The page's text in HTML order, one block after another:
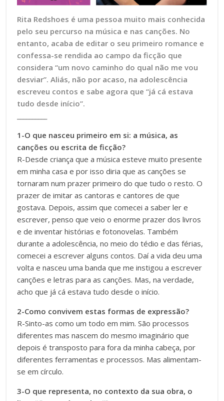
Rita Redshoes é uma pessoa muito mais conhecida
pelo seu percurso na música e nas canções. No
entanto, acaba de editar o seu primeiro romance e
confessa-se rendida ao campo da ficção que
considera “um novo caminho do qual não me vou
desviar”. Aliás, não por acaso, na adolescência
escreveu contos e sabe agora que “já cá estava
tudo desde início”.
1-O que nasceu primeiro em si: a música, as
canções ou escrita de ficção?
R-Desde criança que a música esteve muito presente
em minha casa e por isso diria que as canções se
tornaram num prazer primeiro do que tudo o resto. O
prazer de imitar as cantoras e cantores de que
gostava. Depois, assim que comecei a saber ler e
escrever, penso que veio o enorme prazer dos livros
e de inventar histórias e fotonovelas. Também
durante a adolescência, no meio do tédio e das férias,
comecei a escrever alguns contos. Daí a vida deu uma
volta e nasceu uma banda que me instigou a escrever
canções e letras para as canções. Mas, na verdade,
acho que já cá estava tudo desde o início.
2-Como convivem estas formas de expressão?
R-Sinto-as como um todo em mim. São processos
diferentes mas nascem do mesmo imaginário que
depois é transposto para fora da minha cabeça, por
diferentes ferramentas e processos. Mas alimentam-
se em círculo.
3-O que representa, no contexto da sua obra, o